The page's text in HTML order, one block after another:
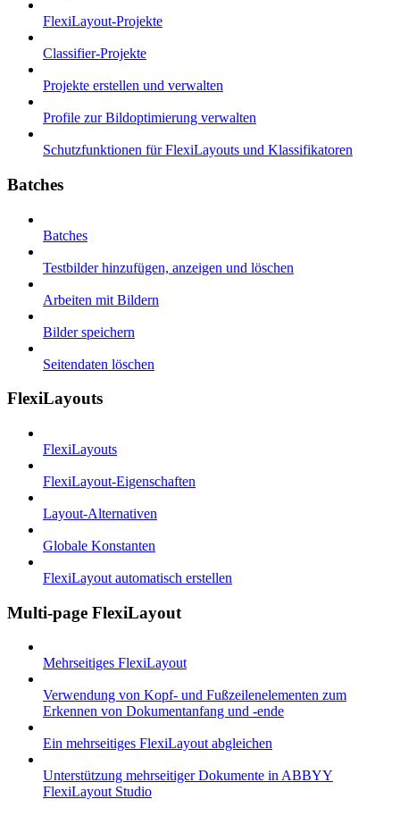
FlexiLayout-Projekte
Classifier-Projekte
Projekte erstellen und verwalten
Profile zur Bildoptimierung verwalten
Schutzfunktionen für FlexiLayouts und Klassifikatoren
Batches
Batches
Testbilder hinzufügen, anzeigen und löschen
Arbeiten mit Bildern
Bilder speichern
Seitendaten löschen
FlexiLayouts
FlexiLayouts
FlexiLayout-Eigenschaften
Layout-Alternativen
Globale Konstanten
FlexiLayout automatisch erstellen
Multi-page FlexiLayout
Mehrseitiges FlexiLayout
Verwendung von Kopf- und Fußzeilenelementen zum
Erkennen von Dokumentanfang und -ende
Ein mehrseitiges FlexiLayout abgleichen
Unterstützung mehrseitiger Dokumente in ABBYY
FlexiLayout Studio